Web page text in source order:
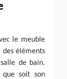
le meuble
des éléments
de bain.
soit son